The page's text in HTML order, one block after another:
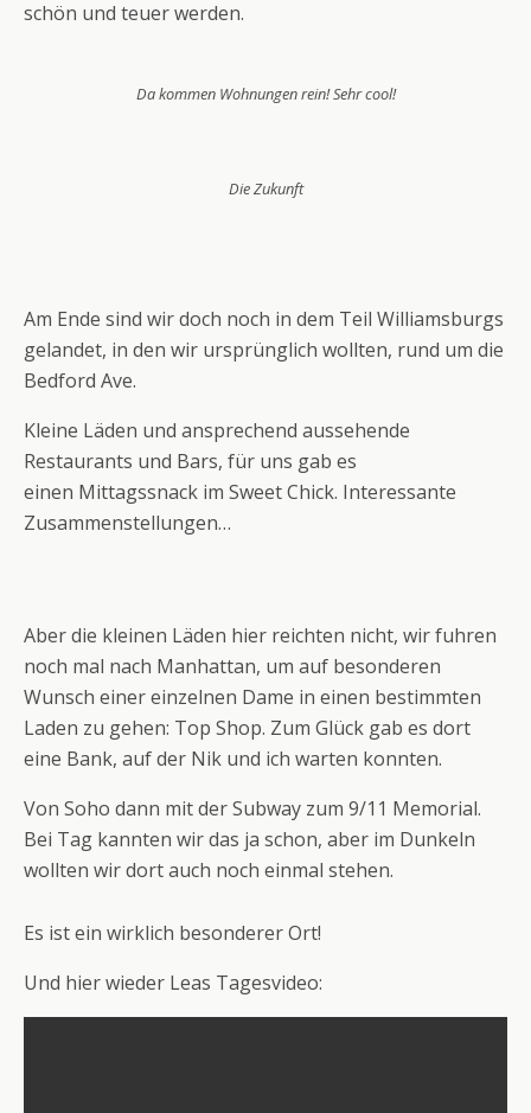
schön und teuer werden.
Da kommen Wohnungen rein! Sehr cool!
Die Zukunft
Am Ende sind wir doch noch in dem Teil Williamsburgs
gelandet, in den wir ursprünglich wollten, rund um die
Bedford Ave.
Kleine Läden und ansprechend aussehende
Restaurants und Bars, für uns gab es
einen Mittagssnack im Sweet Chick. Interessante
Zusammenstellungen…
Aber die kleinen Läden hier reichten nicht, wir fuhren
noch mal nach Manhattan, um auf besonderen
Wunsch einer einzelnen Dame in einen bestimmten
Laden zu gehen: Top Shop. Zum Glück gab es dort
eine Bank, auf der Nik und ich warten konnten.
Von Soho dann mit der Subway zum 9/11 Memorial.
Bei Tag kannten wir das ja schon, aber im Dunkeln
wollten wir dort auch noch einmal stehen.
Es ist ein wirklich besonderer Ort!
Und hier wieder Leas Tagesvideo: